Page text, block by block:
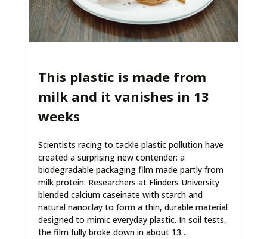
This plastic is made from
milk and it vanishes in 13
weeks
Scientists racing to tackle plastic pollution have
created a surprising new contender: a
biodegradable packaging film made partly from
milk protein. Researchers at Flinders University
blended calcium caseinate with starch and
natural nanoclay to form a thin, durable material
designed to mimic everyday plastic. In soil tests,
the film fully broke down in about 13…